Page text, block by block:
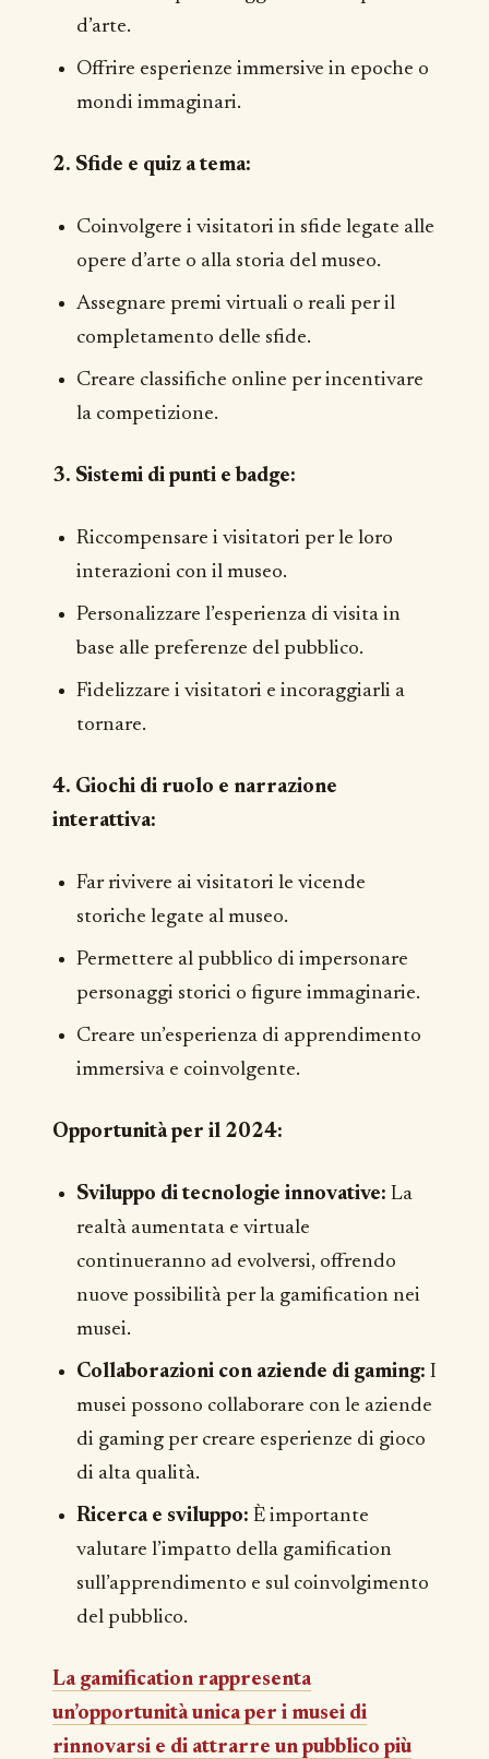
d’arte.
Offrire esperienze immersive in epoche o
mondi immaginari.
2. Sfide e quiz a tema:
Coinvolgere i visitatori in sfide legate alle
opere d’arte o alla storia del museo.
Assegnare premi virtuali o reali per il
completamento delle sfide.
Creare classifiche online per incentivare
la competizione.
3. Sistemi di punti e badge:
Riccompensare i visitatori per le loro
interazioni con il museo.
Personalizzare l’esperienza di visita in
base alle preferenze del pubblico.
Fidelizzare i visitatori e incoraggiarli a
tornare.
4. Giochi di ruolo e narrazione
interattiva:
Far rivivere ai visitatori le vicende
storiche legate al museo.
Permettere al pubblico di impersonare
personaggi storici o figure immaginarie.
Creare un’esperienza di apprendimento
immersiva e coinvolgente.
Opportunità per il 2024:
Sviluppo di tecnologie innovative: La
realtà aumentata e virtuale
continueranno ad evolversi, offrendo
nuove possibilità per la gamification nei
musei.
Collaborazioni con aziende di gaming: I
musei possono collaborare con le aziende
di gaming per creare esperienze di gioco
di alta qualità.
Ricerca e sviluppo: È importante
valutare l’impatto della gamification
sull’apprendimento e sul coinvolgimento
del pubblico.
La gamification rappresenta
un’opportunità unica per i musei di
rinnovarsi e di attrarre un pubblico più